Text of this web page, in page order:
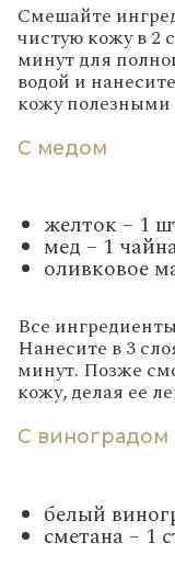
Смешайте
чистую кожу в 2
минут для
водой и
кожу
С медом
желток – 1
мед – 1
оливковое
Все
Нанесите в 3
минут. Позже
кожу, делая ее
С виноградом
белый
сметана – 1